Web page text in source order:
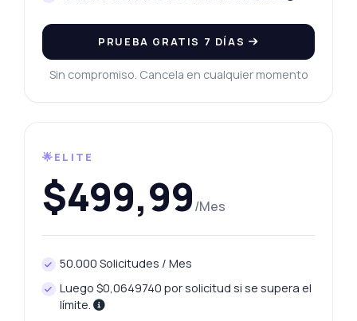
PRUEBA GRATIS 7 DÍAS
Sin compromiso. Cancela en cualquier momento
🌟ELITE
$499,99/Mes
50.000 Solicitudes / Mes
Luego $0,0649740 por solicitud si se supera el
límite.